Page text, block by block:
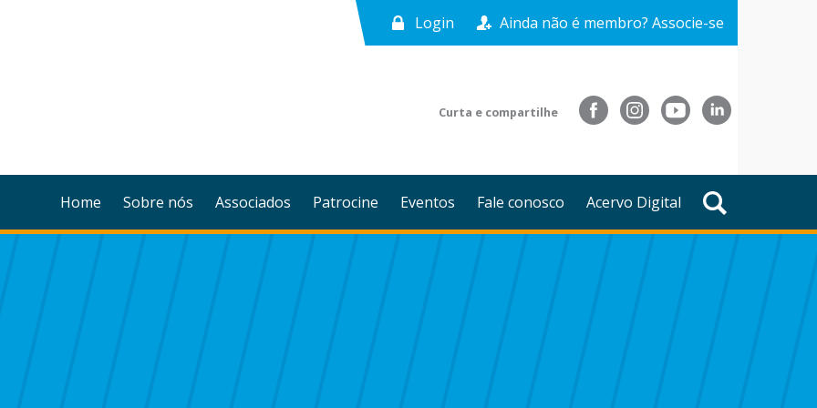
Login Ainda não é membro? Associe-se
Curta e compartilhe
Home Sobre nós Associados Patrocine Eventos Fale conosco Acervo Digital